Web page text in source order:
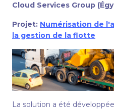
Cloud Services Group
Projet: Numérisation de
la gestion de la flotte
La solution a été